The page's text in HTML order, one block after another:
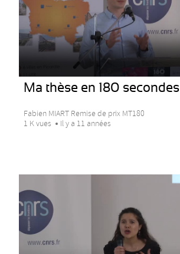
Ma thèse en 180 secondes
Fabien MIART Remise de prix MT180
1 K vues
Il y a 11 années